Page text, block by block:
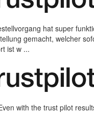
hat super
gemacht, welcher
ist w ...
with the trust pilot